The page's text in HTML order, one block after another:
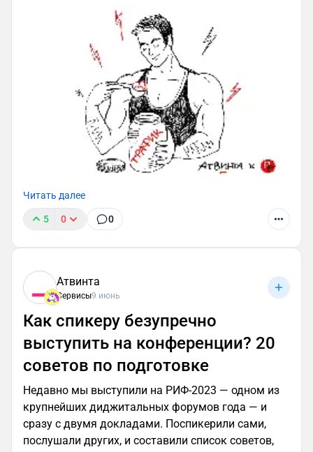
Читать далее
5 0 0
Атвинта
Сервисы9 июнь
Как спикеру безупречно
выступить на конференции? 20
советов по подготовке
Недавно мы выступили на РИФ-2023 — одном из
крупнейших диджитальных форумов года — и
сразу с двумя докладами. Поспикерили сами,
послушали других, и составили список советов,